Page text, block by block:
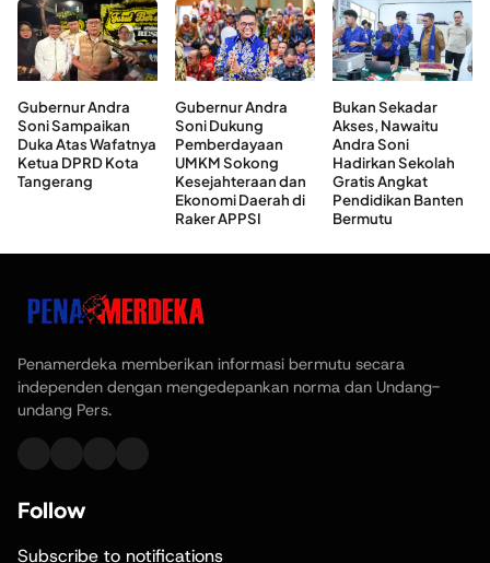
Gubernur Andra
Soni Sampaikan
Duka Atas Wafatnya
Ketua DPRD Kota
Tangerang
Gubernur Andra
Soni Dukung
Pemberdayaan
UMKM Sokong
Kesejahteraan dan
Ekonomi Daerah di
Raker APPSI
Bukan Sekadar
Akses, Nawaitu
Andra Soni
Hadirkan Sekolah
Gratis Angkat
Pendidikan Banten
Bermutu
Penamerdeka memberikan informasi bermutu secara
independen dengan mengedepankan norma dan Undang-
undang Pers.
Follow
Subscribe to notifications